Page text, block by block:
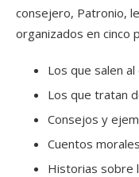
consejero, Patronio,
organizados en cinco
Los que salen
Los que tratan
Consejos y
Cuentos
Historias sobre